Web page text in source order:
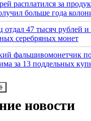
расплатился за
больше года
отдал 47 тысяч рублей
серебряных монет
фальшивомонетчик
за 13 поддельных
новости